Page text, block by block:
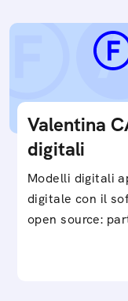
Valentina
digitali
Modelli digitali
digitale con il
open source: